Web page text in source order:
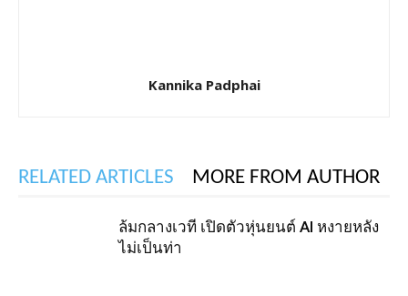
Kannika Padphai
RELATED ARTICLES MORE FROM AUTHOR
ล้มกลางเวที เปิดตัวหุ่นยนต์ AI หงายหลัง
ไม่เป็นท่า